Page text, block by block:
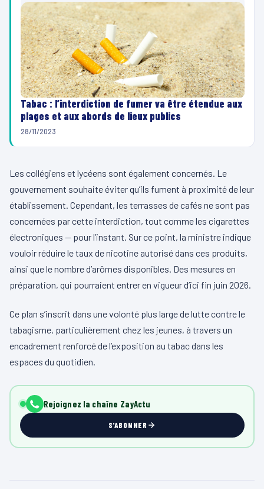
Tabac : l’interdiction de fumer va être étendue aux
plages et aux abords de lieux publics
28/11/2023
Les collégiens et lycéens sont également concernés. Le
gouvernement souhaite éviter qu’ils fument à proximité de leur
établissement. Cependant, les terrasses de cafés ne sont pas
concernées par cette interdiction, tout comme les cigarettes
électroniques — pour l’instant. Sur ce point, la ministre indique
vouloir réduire le taux de nicotine autorisé dans ces produits,
ainsi que le nombre d’arômes disponibles. Des mesures en
préparation, qui pourraient entrer en vigueur d’ici fin juin 2026.
Ce plan s’inscrit dans une volonté plus large de lutte contre le
tabagisme, particulièrement chez les jeunes, à travers un
encadrement renforcé de l’exposition au tabac dans les
espaces du quotidien.
Rejoignez la chaîne ZayActu
S'ABONNER